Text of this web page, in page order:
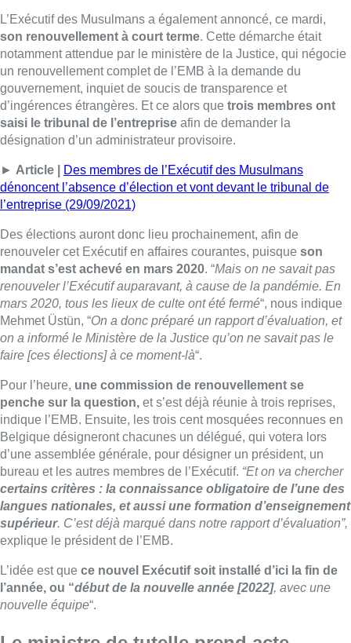
Des élections auront donc lieu prochainement, afin de
renouveler cet Exécutif en affaires courantes, puisqueson
mandat s’est achevé en mars 2020 . “Mais on ne savait pas
renouveler l’Exécutif auparavant, à cause de la pandémie. En
mars 2020, tous les lieux de culte ont été fermé“, nous indique
Mehmet Üstün, “On a donc préparé un rapport d’évaluation, et
on a informé le Ministère de la Justice qu’on ne savait pas le
faire [ces élections] à ce moment-là“.
Pour l’heure,une commission de renouvellement se
penche sur la question,et s’est déjà réunie à trois reprises,
indique l’EMB. Ensuite, les trois cent mosquées reconnues en
Belgique désigneront chacunes un délégué, qui votera lors
d’une assemblée générale, pour désigner un président, un
bureau et les autres membres de l’Exécutif.
“Et on va chercher
certains critères : la connaissance obligatoire de l’une des
langues nationales, et aussi une formation d’enseignement
supérieur. C’est déjà marqué dans notre rapport d’évaluation”,
explique le président de l’EMB.
L’idée est quece nouvel Exécutif soit installé d’ici la fin de
l’année, ou “
début de la nouvelle année [2022]
nouvelle équipe
Le ministre de tutelle prend acte
Du côté du cabinet du ministre de la Justice, Vincent Van
Quickenborne (Open VLD),on nous indique “prendre acte
des déclarations“, sans autre commentaire pour l’instant.
Le ministre demandait depuis plusieurs mois, déjà,
renouvellement des organes de l’EMB
également annoncé, au début du mois d’octobre,le lancement
d’une enquête de la Sûreté de l’Etatsur l’Exécutif.
Van Quickenborne veut renouveler les organes de